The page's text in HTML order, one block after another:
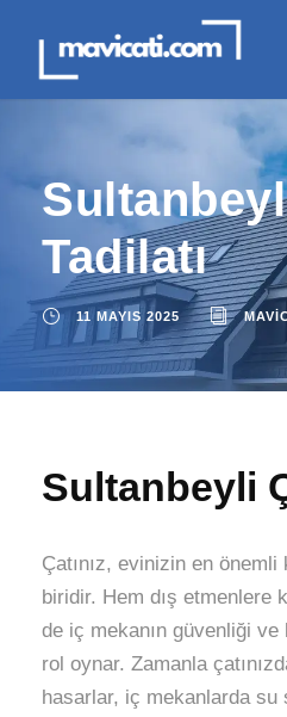
Tadilatı
11 MAYIS 2025
Sultanbeyli
Çatınız, evinizin en önemli
biridir. Hem dış etmenlere
de iç mekanın güvenliği
rol oynar. Zamanla
hasarlar, iç mekanlarda su